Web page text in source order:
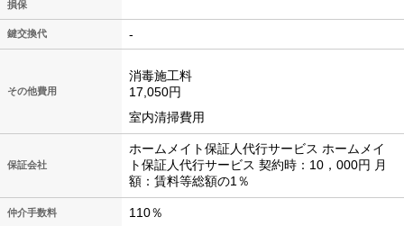
損保
鍵交換代 -
その他費用
消毒施工料
17,050円
室内清掃費用
保証会社
ホームメイト保証人代行サービス ホームメイ
ト保証人代行サービス 契約時：10，000円 月
額：賃料等総額の1％
仲介手数料 110％